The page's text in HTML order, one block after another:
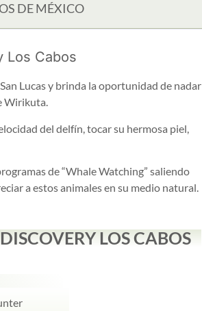
DE MÉXICO
Los Cabos
Lucas y brinda la oportunidad de nadar
Wirikuta.
del delfín, tocar su hermosa piel,
de “Whale Watching” saliendo
a estos animales en su medio natural.
LOS CABOS